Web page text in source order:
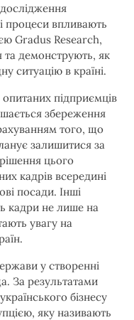
дослідження
процеси впливають
Gradus Research,
та демонструють, як
ситуацію в країні.
підприємців
збереження
того, що
залишитися за
цього
кадрів всередині
посади. Інші
кадри не лише на
увагу на
у створенні
За результатами
бізнесу
яку називають